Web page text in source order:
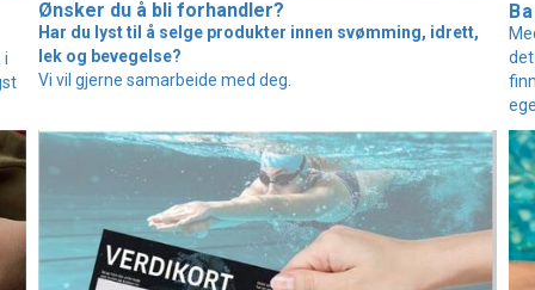
i
Ønsker du å bli forhandler?
Har du lyst til å selge produkter innen svømming, idrett,
lek og bevegelse?
Vi vil gjerne samarbeide med deg.